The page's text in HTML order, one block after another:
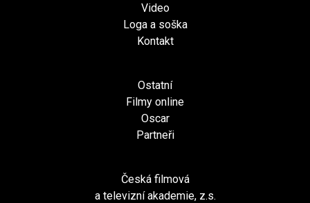
Video
Loga a soška
Kontakt
Ostatní
Filmy online
Oscar
Partneři
Česká filmová
a televizní akademie, z.s.